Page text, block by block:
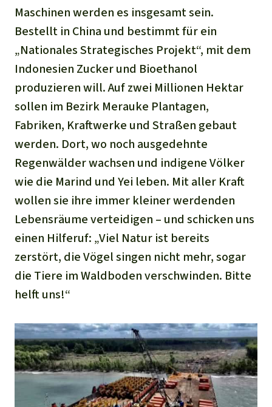
Maschinen werden es insgesamt sein.
Bestellt in China und bestimmt für ein
„Nationales Strategisches Projekt“, mit dem
Indonesien Zucker und Bioethanol
produzieren will. Auf zwei Millionen Hektar
sollen im Bezirk Merauke Plantagen,
Fabriken, Kraftwerke und Straßen gebaut
werden. Dort, wo noch ausgedehnte
Regenwälder wachsen und indigene Völker
wie die Marind und Yei leben. Mit aller Kraft
wollen sie ihre immer kleiner werdenden
Lebensräume verteidigen – und schicken uns
einen Hilferuf: „Viel Natur ist bereits
zerstört, die Vögel singen nicht mehr, sogar
die Tiere im Waldboden verschwinden. Bitte
helft uns!“